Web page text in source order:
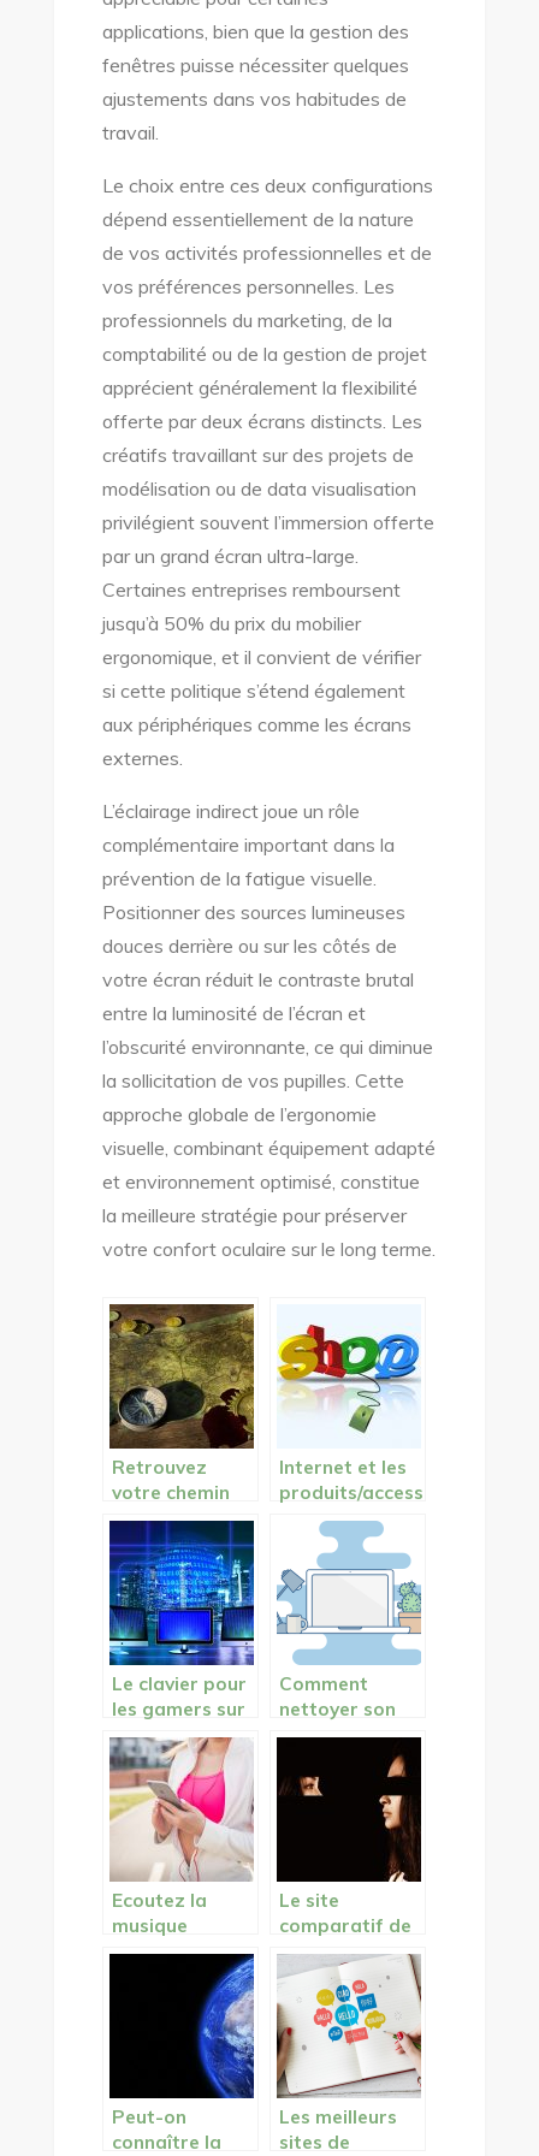
applications, bien que la gestion des
fenêtres puisse nécessiter quelques
ajustements dans vos habitudes de
travail.
Le choix entre ces deux configurations
dépend essentiellement de la nature
de vos activités professionnelles et de
vos préférences personnelles. Les
professionnels du marketing, de la
comptabilité ou de la gestion de projet
apprécient généralement la flexibilité
offerte par deux écrans distincts. Les
créatifs travaillant sur des projets de
modélisation ou de data visualisation
privilégient souvent l’immersion offerte
par un grand écran ultra-large.
Certaines entreprises remboursent
jusqu’à 50% du prix du mobilier
ergonomique, et il convient de vérifier
si cette politique s’étend également
aux périphériques comme les écrans
externes.
L’éclairage indirect joue un rôle
complémentaire important dans la
prévention de la fatigue visuelle.
Positionner des sources lumineuses
douces derrière ou sur les côtés de
votre écran réduit le contraste brutal
entre la luminosité de l’écran et
l’obscurité environnante, ce qui diminue
la sollicitation de vos pupilles. Cette
approche globale de l’ergonomie
visuelle, combinant équipement adapté
et environnement optimisé, constitue
la meilleure stratégie pour préserver
votre confort oculaire sur le long terme.
Retrouvez
votre chemin
grâce à une
application!
Internet et les
produits/access
oires en vente
Le clavier pour
les gamers sur
ordinateur
Comment
nettoyer son
PC et le
neuf?
Ecoutez la
musique
pendant le
running: bonne
ou mauvaise
Le site
comparatif de
référence
Peut-on
connaître la
Les meilleurs
sites de